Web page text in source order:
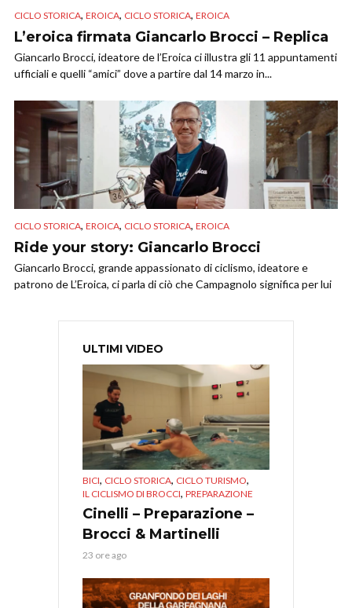
CICLO STORICA, EROICA, CICLO STORICA, EROICA
L’eroica firmata Giancarlo Brocci – Replica
Giancarlo Brocci, ideatore de l’Eroica ci illustra gli 11 appuntamenti
ufficiali e quelli “amici” dove a partire dal 14 marzo in...
CICLO STORICA, EROICA, CICLO STORICA, EROICA
Ride your story: Giancarlo Brocci
Giancarlo Brocci, grande appassionato di ciclismo, ideatore e
patrono de L’Eroica, ci parla di ciò che Campagnolo significa per lui
ULTIMI VIDEO
BICI, CICLO STORICA, CICLO TURISMO,
IL CICLISMO DI BROCCI, PREPARAZIONE
Cinelli – Preparazione –
Brocci & Martinelli
23 ore ago